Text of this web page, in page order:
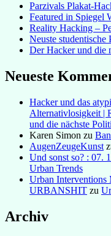
Parzivals Plakat-
Featured in Spiegel
Reality Hacking –
Neuste studentische
Der Hacker und die
Neueste
Hacker und das
Alternativlosigkeit |
und die nächste
Karen Simon zu
AugenZeugeKunst
Und sonst so? : 07.
Urban Trends
Urban
URBANSHIT zu
Archiv